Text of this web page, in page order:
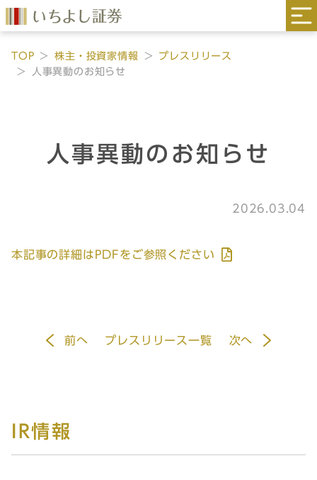
TOP 株主・投資家情報
プレスリリース
人事異動のお知らせ
人事異動のお知らせ
2026.03.04
本記事の詳細はPDFをご参照ください
前へ プレスリリース一覧 次へ
IR情報